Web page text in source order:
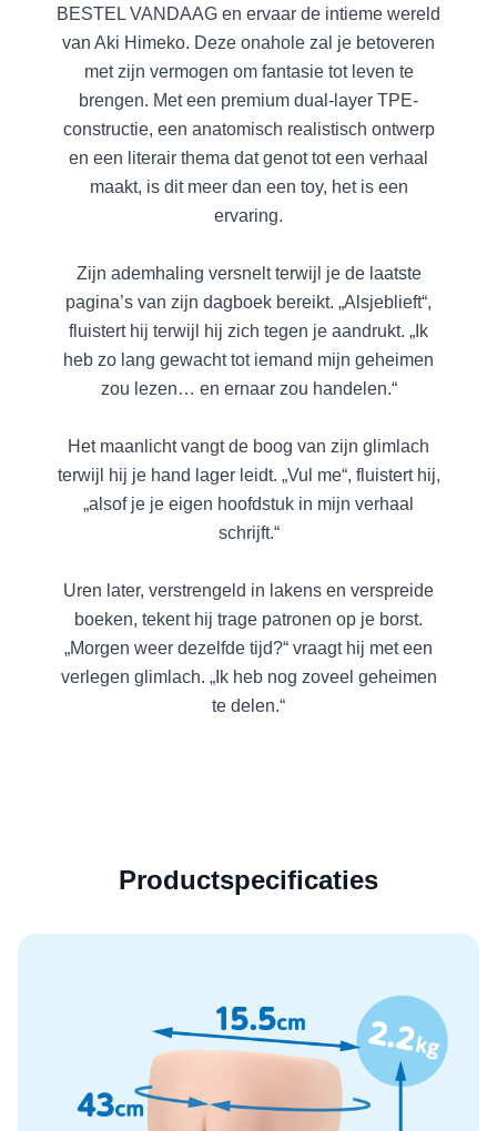
BESTEL VANDAAG en ervaar de intieme wereld
van Aki Himeko. Deze onahole zal je betoveren
met zijn vermogen om fantasie tot leven te
brengen. Met een premium dual-layer TPE-
constructie, een anatomisch realistisch ontwerp
en een literair thema dat genot tot een verhaal
maakt, is dit meer dan een toy, het is een
ervaring.
Zijn ademhaling versnelt terwijl je de laatste
pagina’s van zijn dagboek bereikt. „Alsjeblieft“,
fluistert hij terwijl hij zich tegen je aandrukt. „Ik
heb zo lang gewacht tot iemand mijn geheimen
zou lezen… en ernaar zou handelen.“
Het maanlicht vangt de boog van zijn glimlach
terwijl hij je hand lager leidt. „Vul me“, fluistert hij,
„alsof je je eigen hoofdstuk in mijn verhaal
schrijft.“
Uren later, verstrengeld in lakens en verspreide
boeken, tekent hij trage patronen op je borst.
„Morgen weer dezelfde tijd?“ vraagt hij met een
verlegen glimlach. „Ik heb nog zoveel geheimen
te delen.“
Productspecificaties